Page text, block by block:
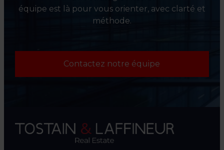
équipe est là pour vous orienter, avec clarté et
méthode.
Contactez notre équipe